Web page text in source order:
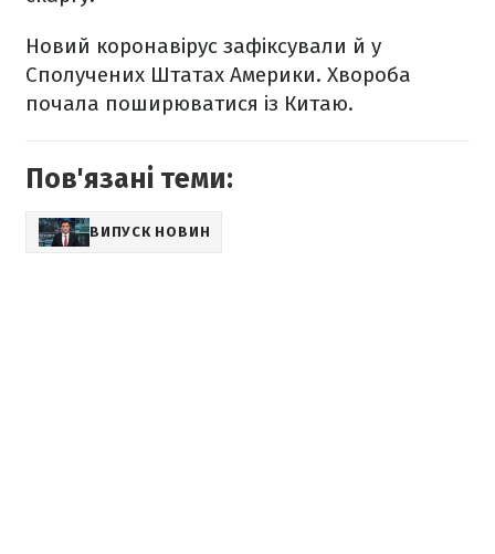
Новий коронавірус зафіксували й у
Сполучених Штатах Америки. Хвороба
почала поширюватися із Китаю.
Пов'язані теми:
ВИПУСК НОВИН